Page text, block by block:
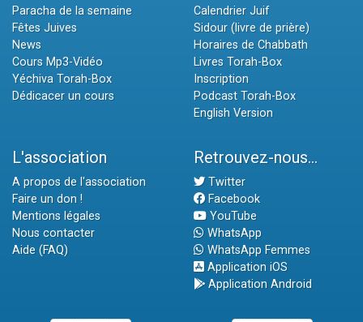
Paracha de la semaine
Fêtes Juives
News
Cours Mp3-Vidéo
Yéchiva Torah-Box
Dédicacer un cours
Calendrier Juif
Sidour (livre de prière)
Horaires de Chabbath
Livres Torah-Box
Inscription
Podcast Torah-Box
English Version
L'association
A propos de l'association
Faire un don !
Mentions légales
Nous contacter
Aide (FAQ)
Retrouvez-nous...
Twitter
Facebook
YouTube
WhatsApp
WhatsApp Femmes
Application iOS
Application Android